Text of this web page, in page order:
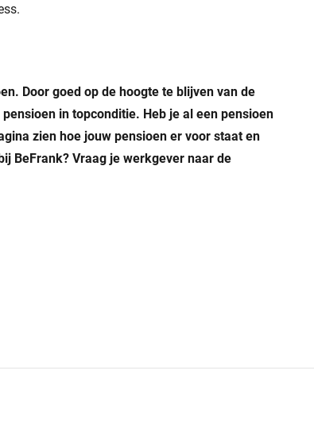
Door goed op de hoogte te blijven van de
in topconditie. Heb je al een pensioen
zien hoe jouw pensioen er voor staat en
BeFrank? Vraag je werkgever naar de